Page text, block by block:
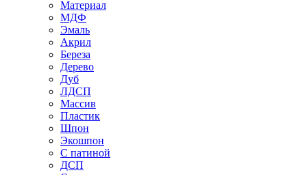
Материал
МДФ
Эмаль
Акрил
Береза
Дерево
Дуб
ЛДСП
Массив
Пластик
Шпон
Экошпон
С патиной
ДСП